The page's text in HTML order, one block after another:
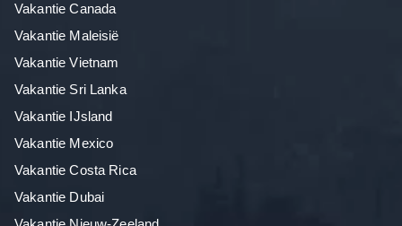
Vakantie Canada
Vakantie Maleisië
Vakantie Vietnam
Vakantie Sri Lanka
Vakantie IJsland
Vakantie Mexico
Vakantie Costa Rica
Vakantie Dubai